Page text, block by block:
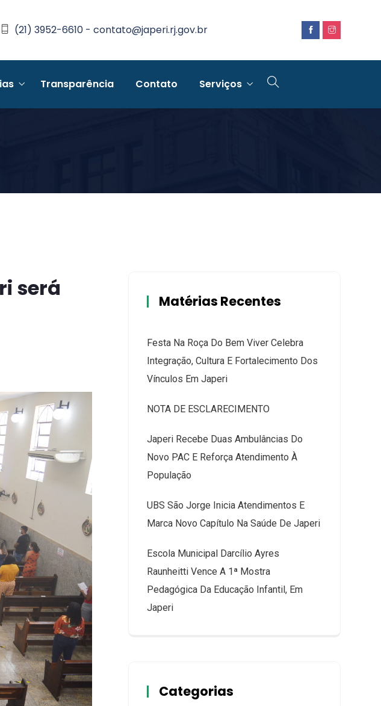
(21) 3952-6610 - contato@japeri.rj.gov.br
Transparência Contato Serviços
será
Matérias Recentes
Festa Na Roça Do Bem Viver Celebra
Integração, Cultura E Fortalecimento Dos
Vínculos Em Japeri
NOTA DE ESCLARECIMENTO
Japeri Recebe Duas Ambulâncias Do
Novo PAC E Reforça Atendimento À
População
UBS São Jorge Inicia Atendimentos E
Marca Novo Capítulo Na Saúde De Japeri
Escola Municipal Darcílio Ayres
Raunheitti Vence A 1ª Mostra
Pedagógica Da Educação Infantil, Em
Japeri
Categorias